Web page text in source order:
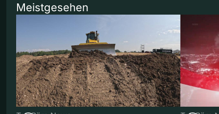
Meistgesehen